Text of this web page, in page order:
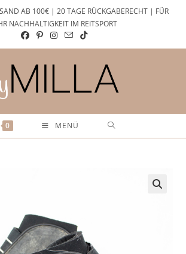
AB 100€ | 20 TAGE RÜCKGABERECHT | FÜR
NACHHALTIGKEIT IM REITSPORT
0 MENÜ